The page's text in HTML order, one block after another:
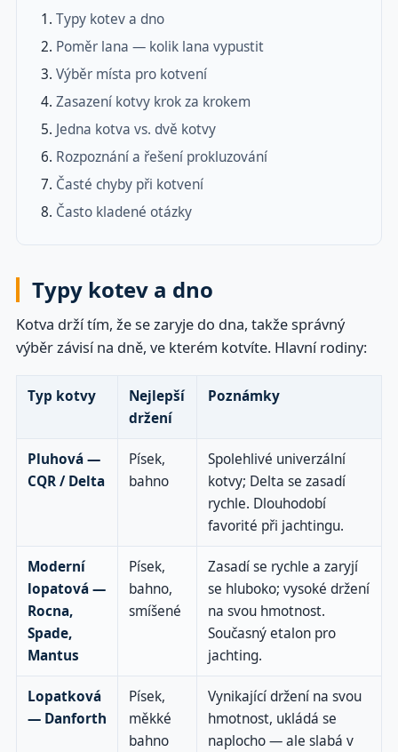
Typy kotev a dno
Poměr lana — kolik lana vypustit
Výběr místa pro kotvení
Zasazení kotvy krok za krokem
Jedna kotva vs. dvě kotvy
Rozpoznání a řešení prokluzování
Časté chyby při kotvení
Často kladené otázky
Typy kotev a dno
Kotva drží tím, že se zaryje do dna, takže správný
výběr závisí na dně, ve kterém kotvíte. Hlavní rodiny:
Typ kotvy
Nejlepší
držení
Poznámky
Pluhová —
CQR / Delta
Písek,
bahno
Spolehlivé univerzální
kotvy; Delta se zasadí
rychle. Dlouhodobí
favorité při jachtingu.
Moderní
lopatová —
Rocna,
Spade,
Mantus
Písek,
bahno,
smíšené
Zasadí se rychle a zaryjí
se hluboko; vysoké držení
na svou hmotnost.
Současný etalon pro
jachting.
Lopatková
— Danforth
Písek,
měkké
bahno
Vynikající držení na svou
hmotnost, ukládá se
naplocho — ale slabá v